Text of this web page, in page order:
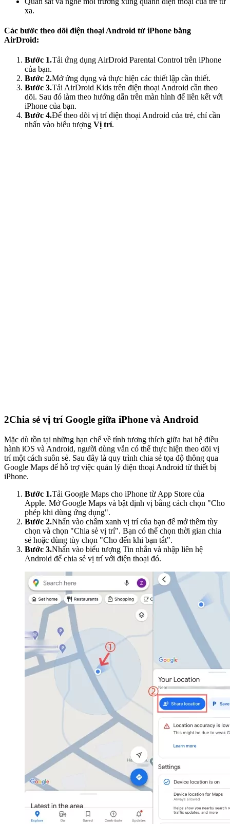
xa.
Các bước theo dõi điện thoại Android từ iPhone bằng
AirDroid:
Bước 1.Tải ứng dụng AirDroid Parental Control trên iPhone
của bạn.
Bước 2.Mở ứng dụng và thực hiện các thiết lập cần thiết.
Bước 3.Tải AirDroid Kids trên điện thoại Android cần theo
dõi. Sau đó làm theo hướng dẫn trên màn hình để liên kết với
iPhone của bạn.
Bước 4.Để theo dõi vị trí điện thoại Android của trẻ, chỉ cần
nhấn vào biểu tượng Vị trí.
2Chia sẻ vị trí Google giữa iPhone và Android
Mặc dù tồn tại những hạn chế về tính tương thích giữa hai hệ điều
hành iOS và Android, người dùng vẫn có thể thực hiện theo dõi vị
trí một cách suôn sẻ. Sau đây là quy trình chia sẻ tọa độ thông qua
Google Maps để hỗ trợ việc quản lý điện thoại Android từ thiết bị
iPhone.
Bước 1.Tải Google Maps cho iPhone từ App Store của
Apple. Mở Google Maps và bật định vị bằng cách chọn "Cho
phép khi dùng ứng dụng".
Bước 2.Nhấn vào chấm xanh vị trí của bạn để mở thêm tùy
chọn và chọn "Chia sẻ vị trí". Bạn có thể chọn thời gian chia
sẻ hoặc dùng tùy chọn "Cho đến khi bạn tắt".
Bước 3.Nhấn vào biểu tượng Tin nhắn và nhập liên hệ
Android để chia sẻ vị trí với điện thoại đó.